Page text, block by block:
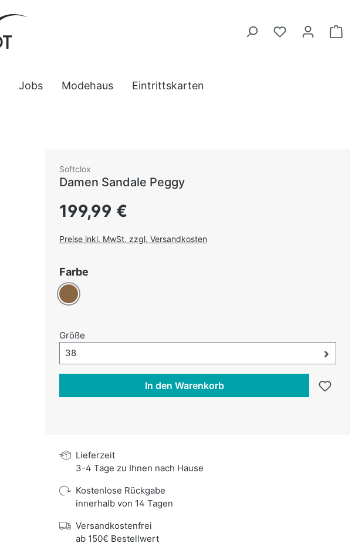
Jobs Modehaus Eintrittskarten
Softclox
Damen Sandale Peggy
Regulärer Preis:
199,99 €
Preise inkl. MwSt. zzgl. Versandkosten
Farbe
Braun
Größe
Größe-Auswahl öffnen, aktuell ausgewählt:
38
In den Warenkorb
Lieferzeit
3-4 Tage zu Ihnen nach Hause
Kostenlose Rückgabe
innerhalb von 14 Tagen
Versandkostenfrei
ab 150€ Bestellwert